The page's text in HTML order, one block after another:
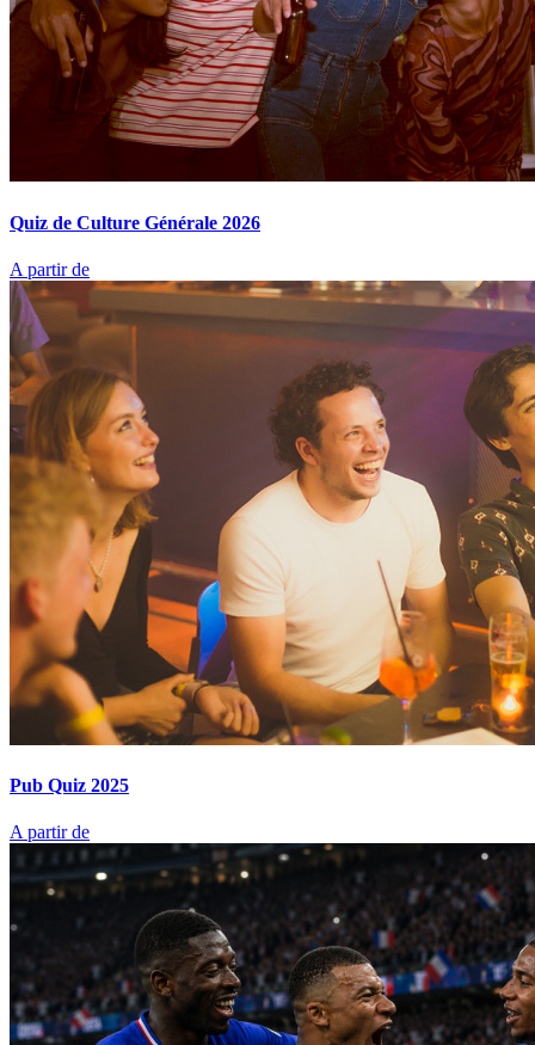
Quiz de Culture Générale 2026
A partir de
Pub Quiz 2025
A partir de